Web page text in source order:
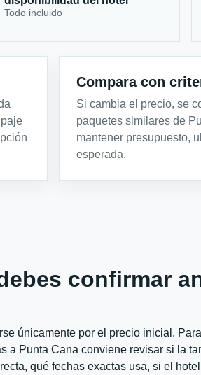
Todo incluido
Compara con
Si cambia el precio, se
paquetes similares de
mantener presupuesto,
esperada.
confirmar
únicamente por el precio inicial.
a Punta Cana conviene revisar si la
qué fechas exactas usa, si el hotel